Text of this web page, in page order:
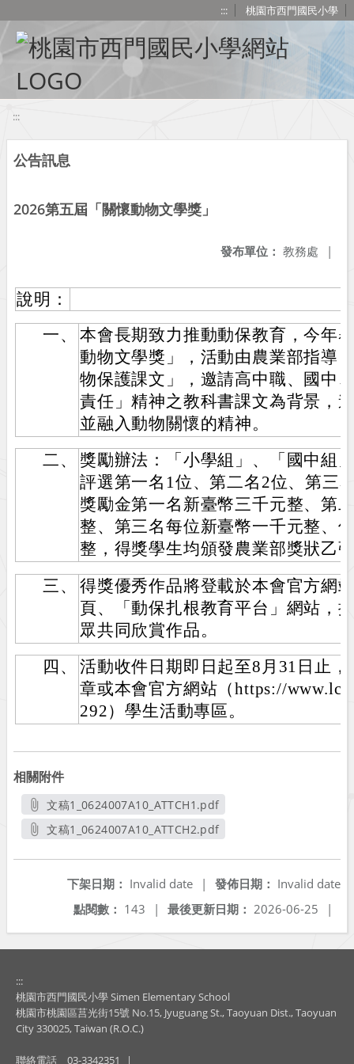
::: 桃園市西門國民小學
:::
公告訊息
2026第五屆「關懷動物文學獎」
發布單位： 教務處 |
說明：
一、
本會長期致力推動動保教育，今年
動物文學獎」，活動由農業部指導
物保護課文」，邀請高中職、國中
責任」精神之教科書課文為背景，
並融入動物關懷的精神。
二、
獎勵辦法：「小學組」、「國中組
評選第一名1位、第二名2位、第三
獎勵金第一名新臺幣三千元整、第
整、第三名每位新臺幣一千元整、
整，得獎學生均頒發農業部獎狀乙
三、
得獎優秀作品將登載於本會官方網
頁、「動保扎根教育平台」網站，
眾共同欣賞作品。
四、
活動收件日期即日起至8月31日止
章或本會官方網站（https://
292）學生活動專區。
相關附件
文稿1_0624007A10_ATTCH1.pdf
另開新視窗
文稿1_0624007A10_ATTCH2.pdf
發佈日期： Invalid date
下架日期： Invalid date
|
最後更新日期： 2026-06-25 |
點閱數： 143 |
:::
桃園市西門國民小學 Simen Elementary School
桃園市桃園區莒光街15號 No.15, Jyuguang St., Taoyuan Dist., Taoyuan
City 330025, Taiwan (R.O.C.)
聯絡電話 03-3342351 |